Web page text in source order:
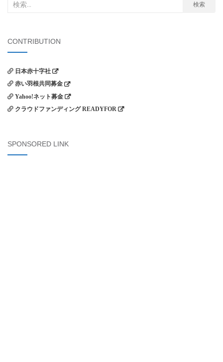
ー
ョ
ン
象:
検索
CONTRIBUTION
日本赤十字社
赤い羽根共同募金
Yahoo!ネット募金
クラウドファンディング READYFOR
SPONSORED LINK